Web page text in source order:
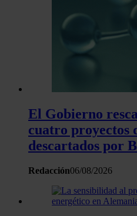
El Gobierno
cuatro proyectos
descartados por
Redacción06/08/2026